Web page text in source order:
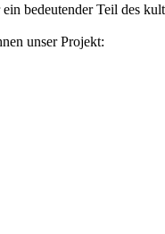
bedeutender Teil des
unser Projekt: